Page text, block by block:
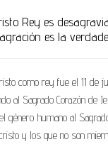
Rey es
es la
como rey fue el 11 de
al Sagrado Corazón de
género humano al
y los que no son